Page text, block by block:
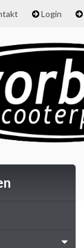
Login